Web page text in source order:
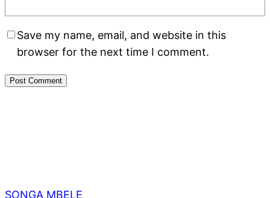
Save my name, email, and website in this
browser for the next time I comment.
SONGA MBELE